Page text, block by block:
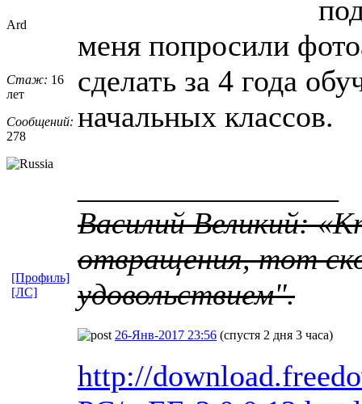
Ard
Стаж: 16
лет
Сообщений:
278
меня попросили
сделать за 4 года
начальных классов.
Василий Великий:
отвращения, тот
удовольствием".
[Профиль]
[ЛС]
26-Янв-2017 23:56 (спустя 2 дня 3 часа)
http://